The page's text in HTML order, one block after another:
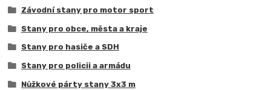
Závodní stany pro motor sport
Stany pro obce, města a kraje
Stany pro hasiče a SDH
Stany pro policii a armádu
Nůžkové párty stany 3x3 m